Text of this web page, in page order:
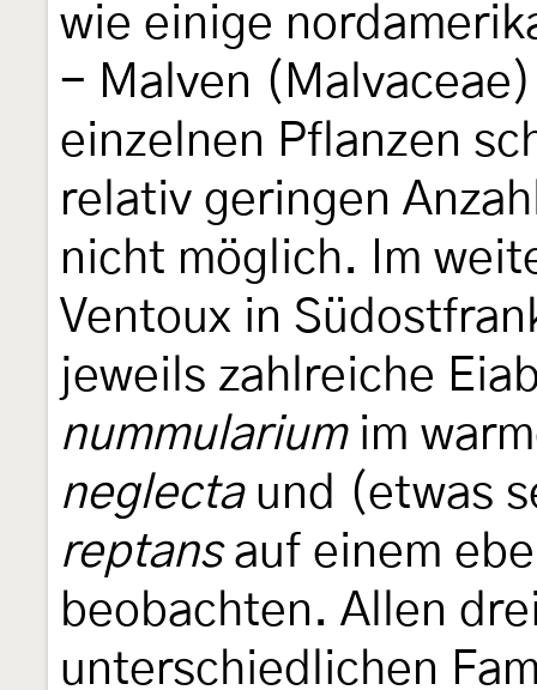
wie einige
- Malven
einzelnen Pflanzen
relativ geringen
nicht möglich. Im
Ventoux in
jeweils zahlreiche
nummulariumim
neglectaund (etwas
reptansauf einem
beobachten. Allen
unterschiedlichen